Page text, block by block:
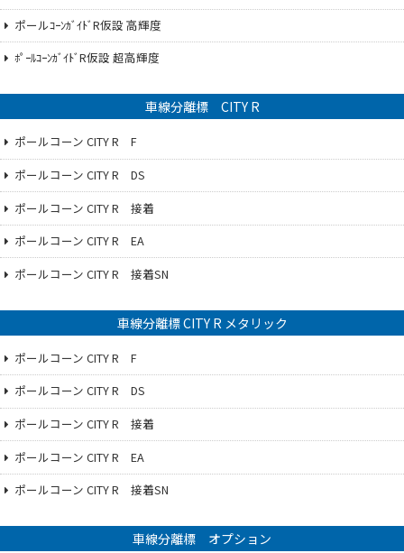
ポールｺｰﾝｶﾞｲﾄﾞR仮設 高輝度
ﾎﾟｰﾙｺｰﾝｶﾞｲﾄﾞR仮設 超高輝度
車線分離標 CITY R
ポールコーン CITY R F
ポールコーン CITY R DS
ポールコーン CITY R 接着
ポールコーン CITY R EA
ポールコーン CITY R 接着SN
車線分離標 CITY R メタリック
ポールコーン CITY R F
ポールコーン CITY R DS
ポールコーン CITY R 接着
ポールコーン CITY R EA
ポールコーン CITY R 接着SN
車線分離標 オプション